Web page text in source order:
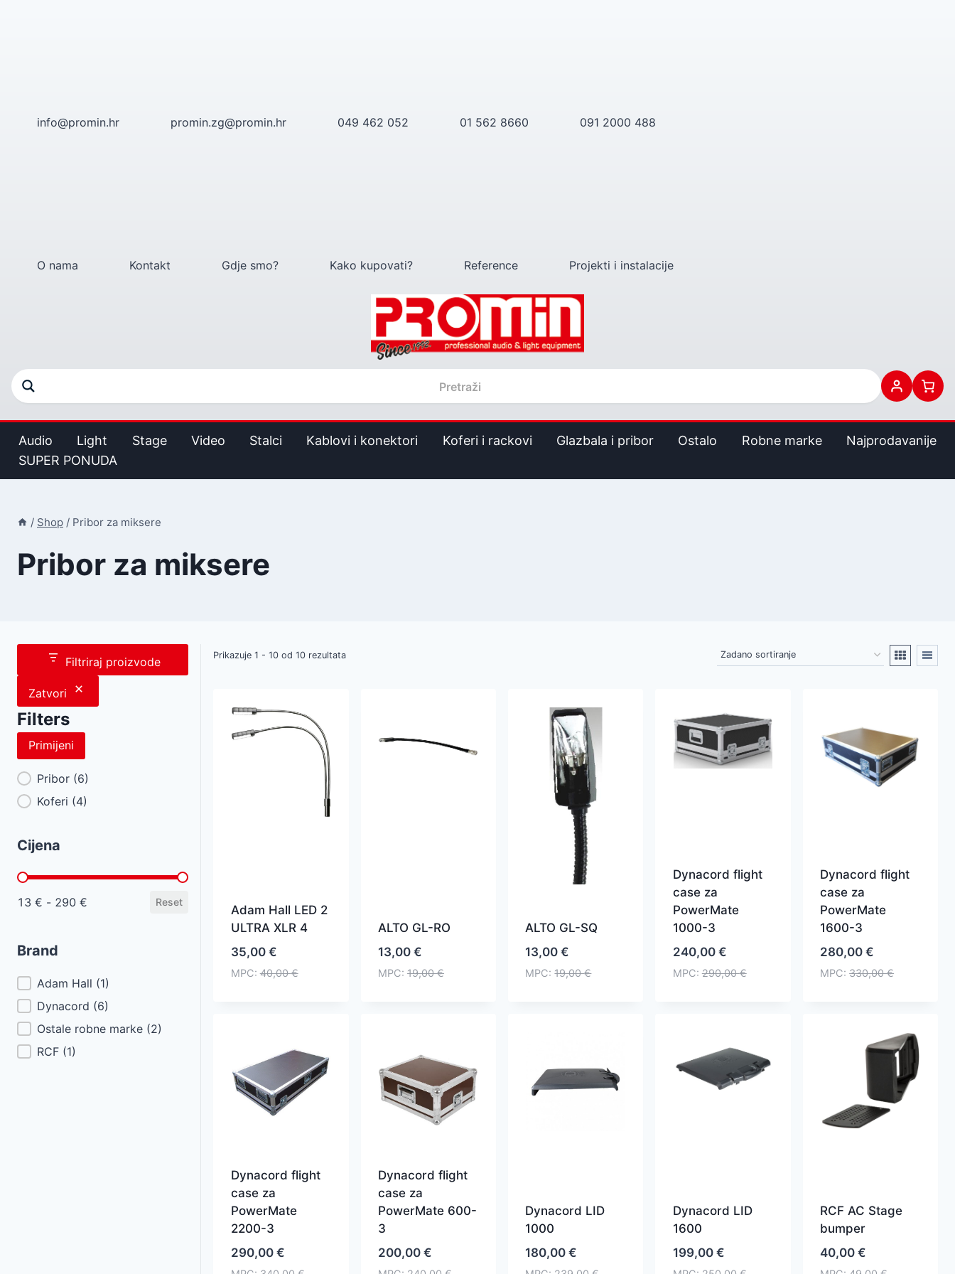
info@promin.hr promin.zg@promin.hr 049 462 052 01 562 8660 091 2000 488
O nama Kontakt Gdje smo? Kako kupovati? Reference Projekti i instalacije
Audio Light Stage Video Stalci Kablovi i konektori Koferi i rackovi Glazbala i pribor Ostalo Robne marke
Najprodavanije
SUPER PONUDA
/ Shop / Pribor za miksere
Pribor za miksere
Prikazuje 1 - 10 od 10 rezultata
Adam Hall LED 2
ULTRA XLR 4
35,00 €
MPC:40,00€
ALTO GL-RO
13,00€
MPC:19,00€
ALTO GL-SQ
13,00€
MPC:19,00€
Dynacord flight
case za
PowerMate
1000-3
240,00 €
MPC:290,00€
Dynacord flight
case za
PowerMate
1600-3
280,00€
MPC:330,00€
Dynacord flight
case za
PowerMate
2200-3
290,00 €
Dynacord flight
case za
PowerMate 600-
3
200,00€
Dynacord LID
1000
180,00€
Dynacord LID
1600
199,00 €
RCF AC Stage
bumper
40,00€
Filtriraj proizvode
Zatvori
Filters
Primijeni
Category Facet
Pribor (6)
Koferi (4)
Cijena
Cijena
13 € - 290 € Reset
Brand
BrandAdam Hall (1)
Dynacord (6)
Ostale robne marke (2)
RCF (1)